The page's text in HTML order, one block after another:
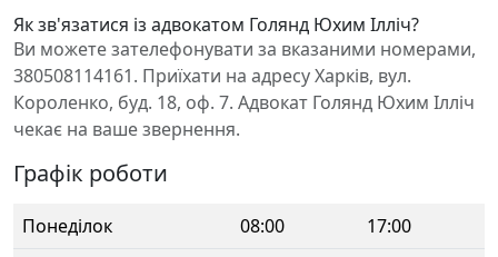
Як зв'язатися із адвокатом Голянд Юхим Ілліч?
Ви можете зателефонувати за вказаними номерами,
380508114161. Приїхати на адресу Харків, вул.
Короленко, буд. 18, оф. 7. Адвокат Голянд Юхим Ілліч
чекає на ваше звернення.
Графік роботи
Понеділок 08:00
17:00